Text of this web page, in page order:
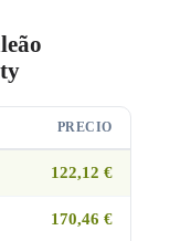
PRECIO
122,12 €
170,46 €